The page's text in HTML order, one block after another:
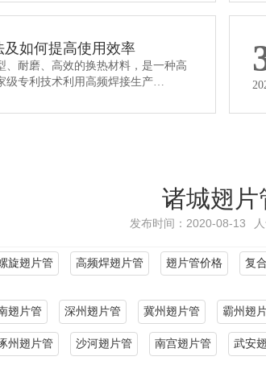
如何提高使用效率
、耐磨、高效的换热材料，是一种高
级专利技术利用高频焊接生产…
诸城翅片
发布时间：2020-08-13
旋翅片管 高频焊翅片管 翅片管价格 复
翅片管 深州翅片管 冀州翅片管 霸州翅
州翅片管 沙河翅片管 南宫翅片管 武安